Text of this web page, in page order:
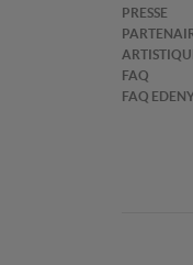
PRESSE
FAQ
FAQ